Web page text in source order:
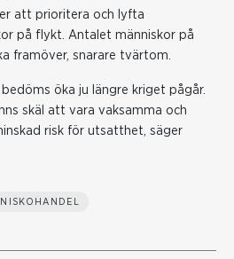
att prioritera och lyfta
på flykt. Antalet människor på
framöver, snarare tvärtom.
öka ju längre kriget pågår.
skäl att vara vaksamma och
risk för utsatthet, säger